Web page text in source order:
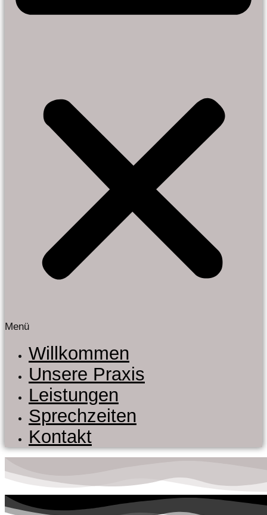
Menü
Willkommen
Unsere Praxis
Leistungen
Sprechzeiten
Kontakt